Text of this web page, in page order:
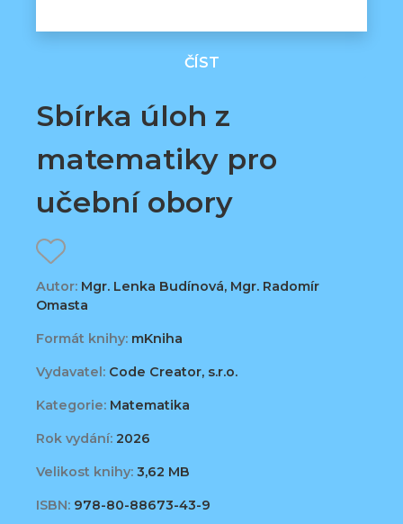
ČÍST
Sbírka úloh z
matematiky pro
učební obory
Autor: Mgr. Lenka Budínová, Mgr. Radomír
Omasta
Formát knihy: mKniha
Vydavatel: Code Creator, s.r.o.
Kategorie: Matematika
Rok vydání: 2026
Velikost knihy: 3,62 MB
ISBN: 978-80-88673-43-9